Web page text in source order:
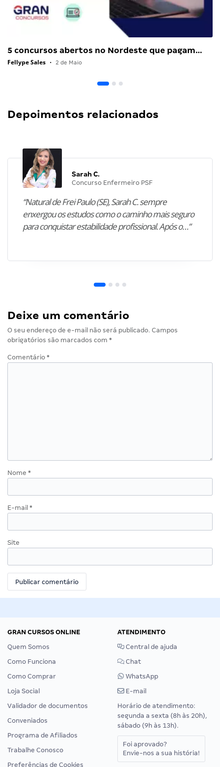
5 concursos abertos no Nordeste que pagam…
Fellype Sales • 2 de Maio
Depoimentos relacionados
Sarah C.
Concurso Enfermeiro PSF
“Natural de Frei Paulo (SE), Sarah C. sempre
enxergou os estudos como o caminho mais seguro
para conquistar estabilidade profissional. Após o…”
Deixe um comentário
O seu endereço de e-mail não será publicado. Campos
obrigatórios são marcados com *
Comentário *
Nome *
E-mail *
Site
GRAN CURSOS ONLINE
Quem Somos
Como Funciona
Como Comprar
Loja Social
Validador de documentos
Conveniados
Programa de Afiliados
Trabalhe Conosco
Preferências de Cookies
ATENDIMENTO
Central de ajuda
Chat
WhatsApp
E-mail
Horário de atendimento:
segunda a sexta (8h às 20h),
sábado (9h às 13h).
Foi aprovado?
Envie-nos a sua história!